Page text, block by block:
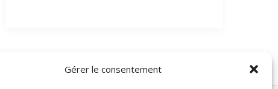
Gérer le consentement